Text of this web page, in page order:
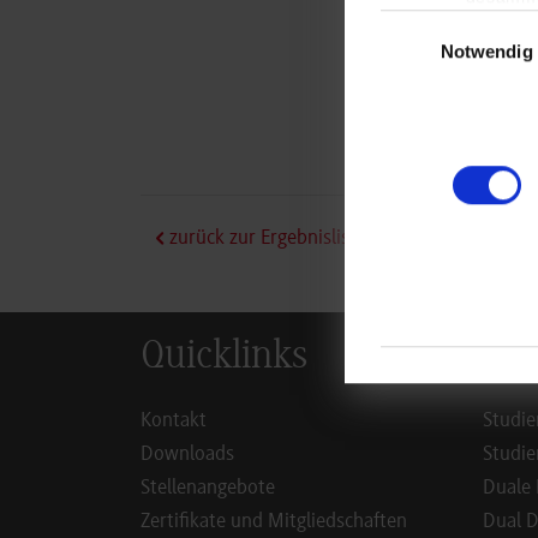
Notwendig
zurück zur Ergebnisliste
Quicklinks
Kontakt
Downloads
Stellenangebote
Zertifikate und Mitgliedschaften
Duale
Dual